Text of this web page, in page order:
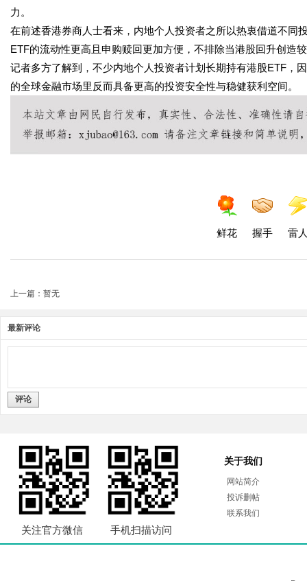
力。
在前述香港券商人士看来，内地个人投资者之所以热衷借道不同
ETF的流动性更高且申购赎回更加方便，不排除当港股回升创造
记者多方了解到，不少内地个人投资者计划长期持有港股ETF，
的全球金融市场里反而具备更高的投资安全性与稳健获利空间。
鲜花 握手 雷
上一篇：暂无
最新评论
评论
关注官方微信 手机扫描访问
关于我们
网站简介
投诉删帖
联系我们